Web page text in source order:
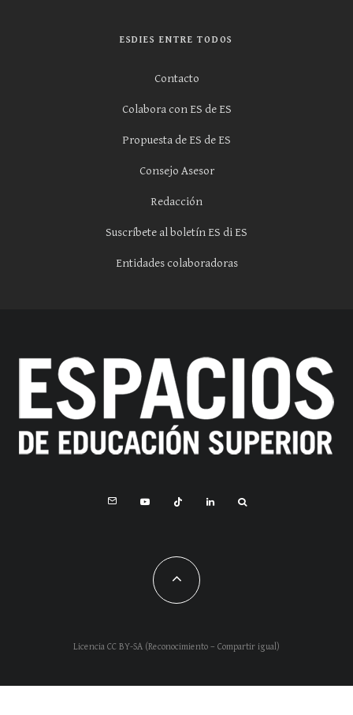
ESDIES ENTRE TODOS
Contacto
Colabora con ES de ES
Propuesta de ES de ES
Consejo Asesor
Redacción
Suscríbete al boletín ES di ES
Entidades colaboradoras
Licencia CC BY-SA (Reconocimiento – Compartir igual)